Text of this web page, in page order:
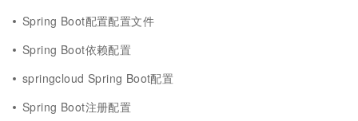
Spring Boot配置配置文件
Spring Boot依赖配置
springcloud Spring Boot配置
Spring Boot注册配置